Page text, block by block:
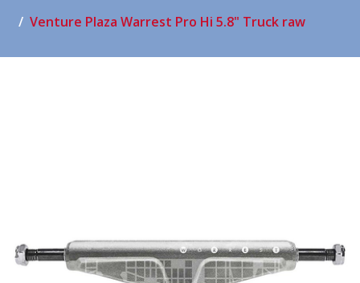
Venture Plaza Warrest Pro Hi 5.8" Truck raw